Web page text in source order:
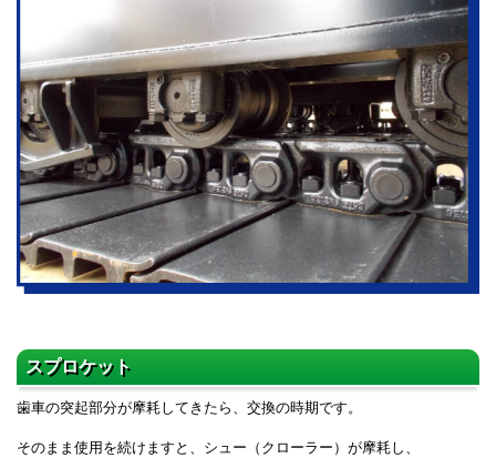
スプロケット
歯車の突起部分が摩耗してきたら、交換の時期です。
そのまま使用を続けますと、シュー（クローラー）が摩耗し、